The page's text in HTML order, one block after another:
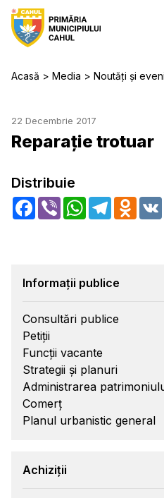
Acasă Media Noutăți și
22 Decembrie 2017
Reparație trotuar
Distribuie
Facebook
Viber WhatsApp
Telegram
Informații publice
Consultări publice
Petiții
Funcții vacante
Strategii și planuri
Administrarea
Comerț
Planul urbanistic general
Achiziții